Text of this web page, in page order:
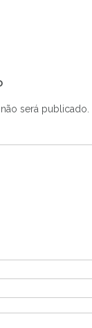
será publicado.